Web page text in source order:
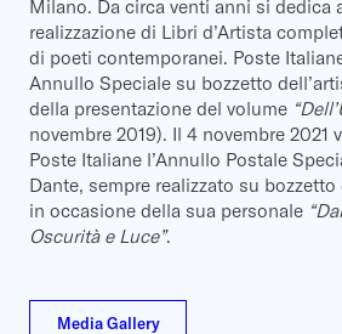
Milano. Da circa venti anni si dedica
realizzazione di Libri d’Artista
di poeti contemporanei. Poste
Annullo Speciale su bozzetto
della presentazione del volume
novembre 2019). Il 4 novembre 2021
Poste Italiane l’Annullo Postale
Dante, sempre realizzato su
in occasione della sua personale
Oscurità e Luce”.
Media Gallery